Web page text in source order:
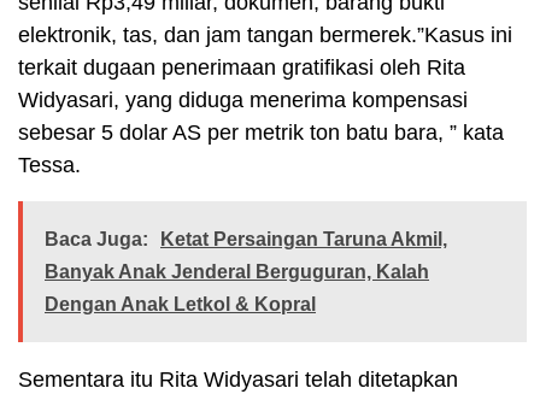
elektronik, tas, dan jam tangan bermerek.”Kasus ini
terkait dugaan penerimaan gratifikasi oleh Rita
Widyasari, yang diduga menerima kompensasi
sebesar 5 dolar AS per metrik ton batu bara, ” kata
Tessa.
Baca Juga:
Ketat Persaingan Taruna Akmil,
Banyak Anak Jenderal Berguguran, Kalah
Dengan Anak Letkol & Kopral
Sementara itu Rita Widyasari telah ditetapkan